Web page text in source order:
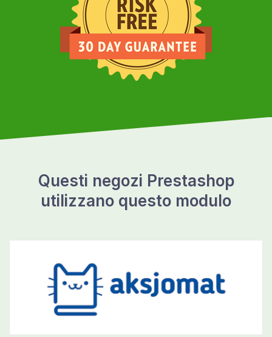
Questi negozi Prestashop
utilizzano questo modulo